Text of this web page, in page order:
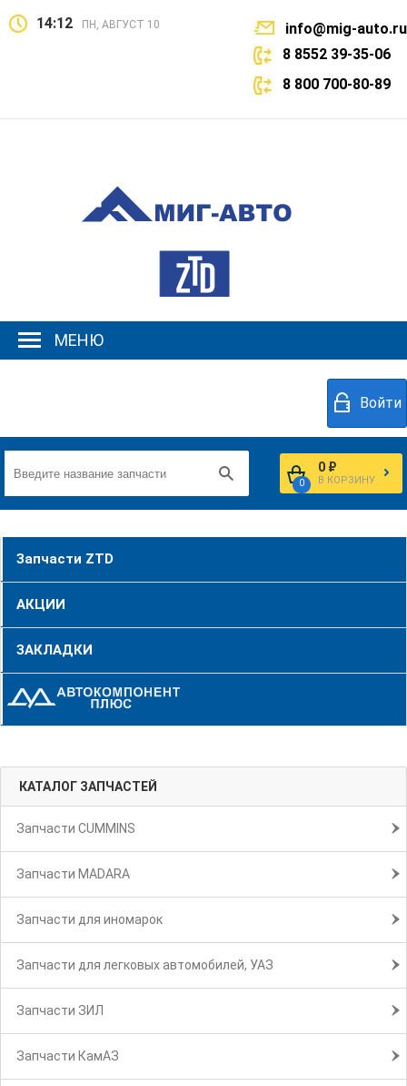
14:12 ПН, АВГУСТ 10
info@mig-auto.ru
8 8552 39-35-06
8 800 700-80-89
МЕНЮ
Войти
0
0 ₽
В КОРЗИНУ
Запчасти ZTD
АКЦИИ
ЗАКЛАДКИ
КАТАЛОГ ЗАПЧАСТЕЙ
Запчасти CUMMINS
Запчасти MADARA
Запчасти для иномарок
Запчасти для легковых автомобилей, УАЗ
Запчасти ЗИЛ
Запчасти КамАЗ